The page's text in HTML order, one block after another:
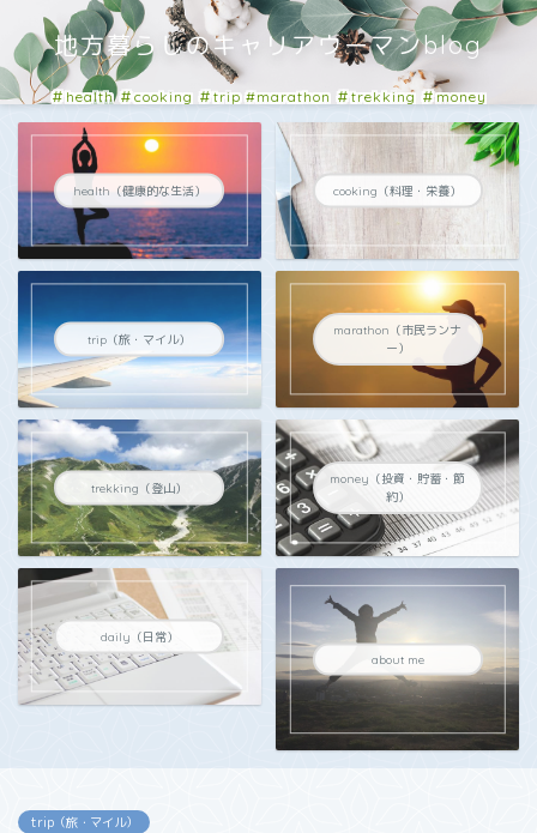
地方暮らしのキャリアウーマンblog
＃health ＃cooking ＃trip #marathon ＃trekking ＃money
health（健康的な生活） cooking（料理・栄養）
trip（旅・マイル）
marathon（市民ランナ
ー）
trekking（登山）
money（投資・貯蓄・節
約）
daily（日常）
about me
trip（旅・マイル）